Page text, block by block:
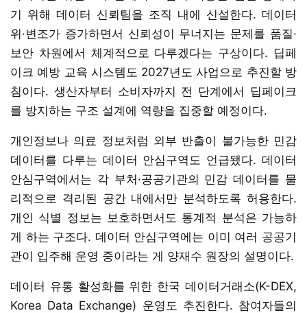
기 위해 데이터 신뢰팀을 조직 내에 신설한다. 데이터
위·변조가 증가하면서 신뢰성이 무너지는 문제를 품질·
보안 차원에서 체계적으로 다루겠다는 구상이다. 딥페
이크 예방 교육 시스템도 2027년도 사업으로 추진할 방
침이다. 생산자부터 소비자까지 전 단계에서 딥페이크
를 방지하는 구조 설계에 역량을 집중할 예정이다.
개인정보나 의료 정보처럼 외부 반출이 불가능한 민감
데이터를 다루는 데이터 안심구역도 언급됐다. 데이터
안심구역에서는 각 부처·공공기관의 민감 데이터를 물
리적으로 격리된 공간 내에서만 분석하도록 허용한다.
개인 식별 정보는 보호하면서도 통계적 분석은 가능하
게 하는 구조다. 데이터 안심구역에는 이미 여러 공공기
관이 입주해 운영 중이라는 게 양재수 원장의 설명이다.
데이터 유통 활성화를 위한 한국 데이터거래소(K-DEX,
Korea Data Exchange) 운영도 추진한다. 참여자들의